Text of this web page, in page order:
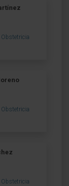
Obstetricia
Obstetricia
Obstetricia